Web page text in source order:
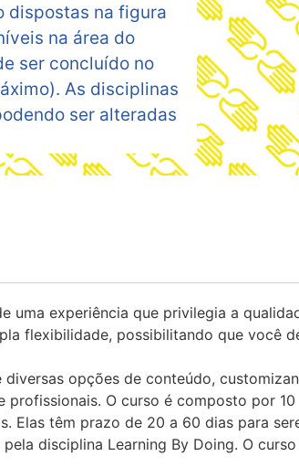
dispostas na figura
na área do
ser concluído no
As disciplinas
ser alteradas
uma experiência que privilegia a
flexibilidade, possibilitando que você
opções de conteúdo,
profissionais. O curso é composto por 10
Elas têm prazo de 20 a 60 dias para
disciplina Learning By Doing. O